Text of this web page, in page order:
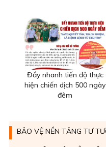
Đẩy nhanh tiến độ thực
hiện chiến dịch 500 ngày
đêm
BẢO VỆ NỀN TẢNG TƯ